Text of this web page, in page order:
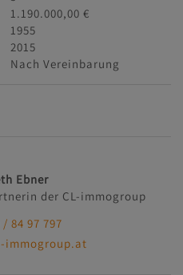
1.190.000,00 €
1955
2015
Nach Vereinbarung
Ebner
der CL-immogroup
/ 84 97 797
immogroup.at